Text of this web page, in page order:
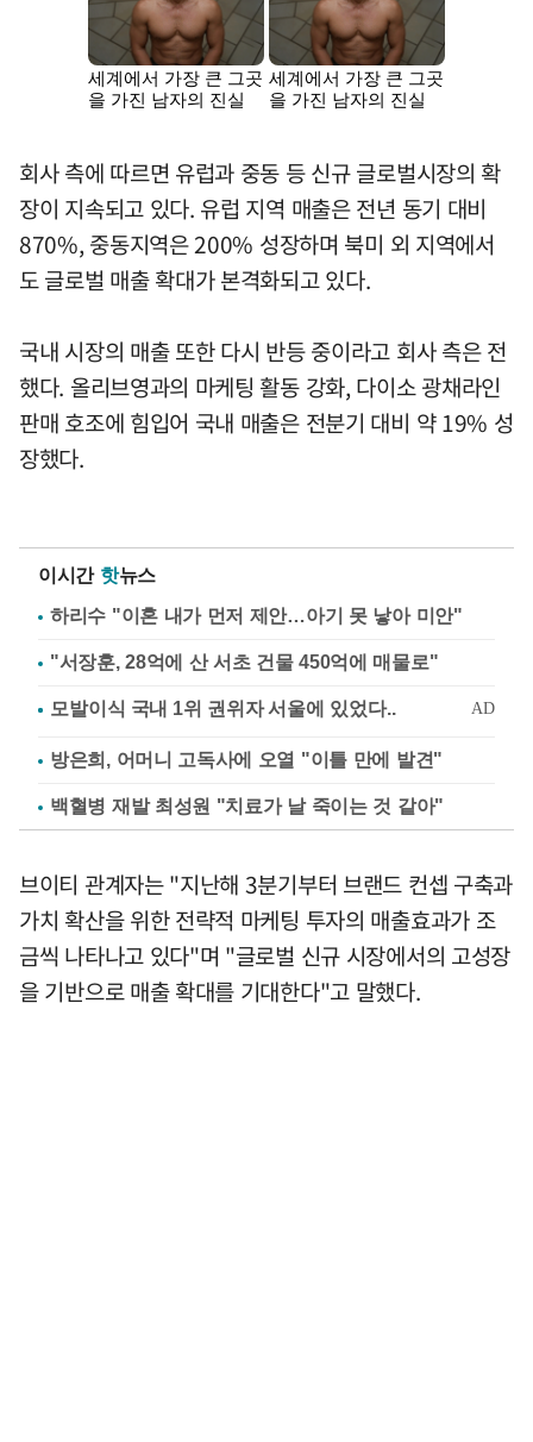
회사 측에 따르면 유럽과 중동 등 신규 글로벌시장의 확
장이 지속되고 있다. 유럽 지역 매출은 전년 동기 대비
870%, 중동지역은 200% 성장하며 북미 외 지역에서
도 글로벌 매출 확대가 본격화되고 있다.
국내 시장의 매출 또한 다시 반등 중이라고 회사 측은 전
했다. 올리브영과의 마케팅 활동 강화, 다이소 광채라인
판매 호조에 힘입어 국내 매출은 전분기 대비 약 19% 성
장했다.
이시간 핫뉴스
하리수 "이혼 내가 먼저 제안…아기 못 낳아 미안"
"서장훈, 28억에 산 서초 건물 450억에 매물로"
방은희, 어머니 고독사에 오열 "이틀 만에 발견"
백혈병 재발 최성원 "치료가 날 죽이는 것 같아"
브이티 관계자는 "지난해 3분기부터 브랜드 컨셉 구축과
가치 확산을 위한 전략적 마케팅 투자의 매출효과가 조
금씩 나타나고 있다"며 "글로벌 신규 시장에서의 고성장
을 기반으로 매출 확대를 기대한다"고 말했다.